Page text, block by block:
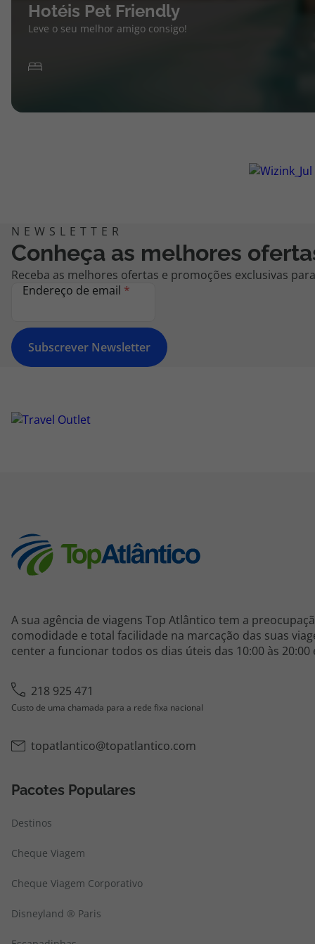
Hotéis Pet Friendly
Leve o seu melhor amigo consigo!
Conheça as melhores
Receba as melhores ofertas e promoções exclusivas
Endereço de email *
Subscrever Newsletter
A sua agência de viagens Top Atlântico tem a
comodidade e total facilidade na marcação das suas
center a funcionar todos os dias úteis das 10:00 às 20:00
218 925 471
Custo de uma chamada para a rede fixa nacional
topatlantico@topatlantico.com
Pacotes Populares
Destinos
Cheque Viagem
Cheque Viagem Corporativo
Disneyland ® Paris